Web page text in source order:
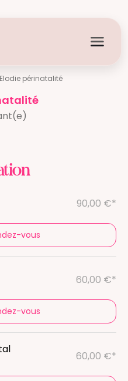
Elodie périnatalité
90,00 €*
vous
60,00 €*
vous
60,00 €*